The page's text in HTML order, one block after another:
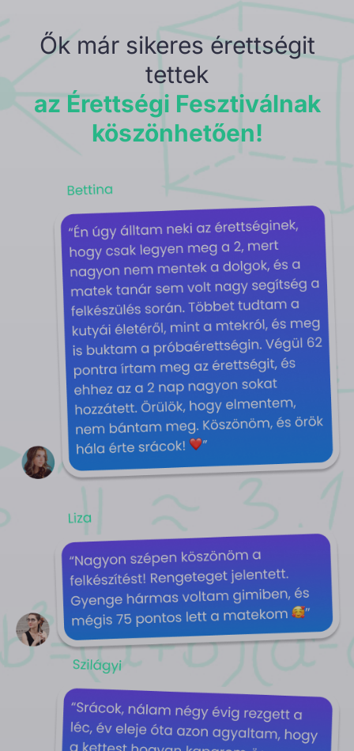
Ők már sikeres érettségit
tettek
az Érettségi Fesztiválnak
köszönhetően!